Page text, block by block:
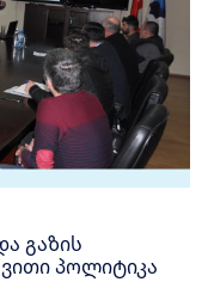
გაზის
პოლიტიკა